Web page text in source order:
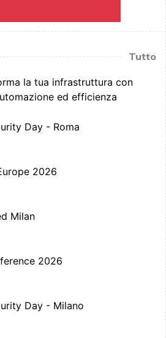
Tutto
la tua infrastruttura con
ed efficienza
Day - Roma
2026
Milan
2026
Day - Milano